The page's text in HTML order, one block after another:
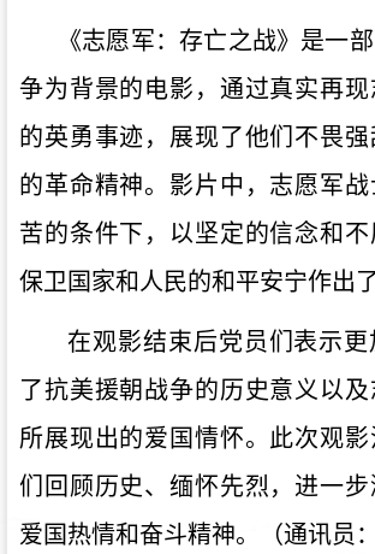
《志愿军：存亡之战》是一
争为背景的电影，通过真实再现
的英勇事迹，展现了他们不畏
的革命精神。影片中，志愿军
苦的条件下，以坚定的信念和
保卫国家和人民的和平安宁作出
在观影结束后党员们表示
了抗美援朝战争的历史意义以及
所展现出的爱国情怀。此次观
们回顾历史、缅怀先烈，进一
爱国热情和奋斗精神。（通讯员